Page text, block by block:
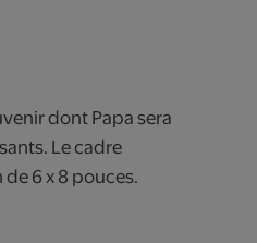
dont Papa sera
Le cadre
de 6 x 8 pouces.